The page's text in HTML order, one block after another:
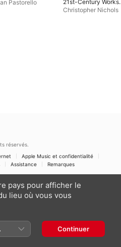
Pastorello
21st-Century Works
for Clarinet
Christopher Nichols
réservés.
Apple Music et confidentialité
Assistance Remarques
pays pour afficher le
lieu où vous vous
Continuer